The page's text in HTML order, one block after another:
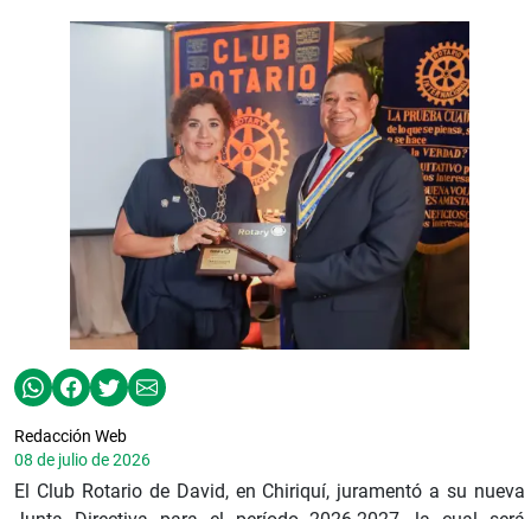
Redacción Web
08 de julio de 2026
El Club Rotario de David, en Chiriquí, juramentó a su nueva